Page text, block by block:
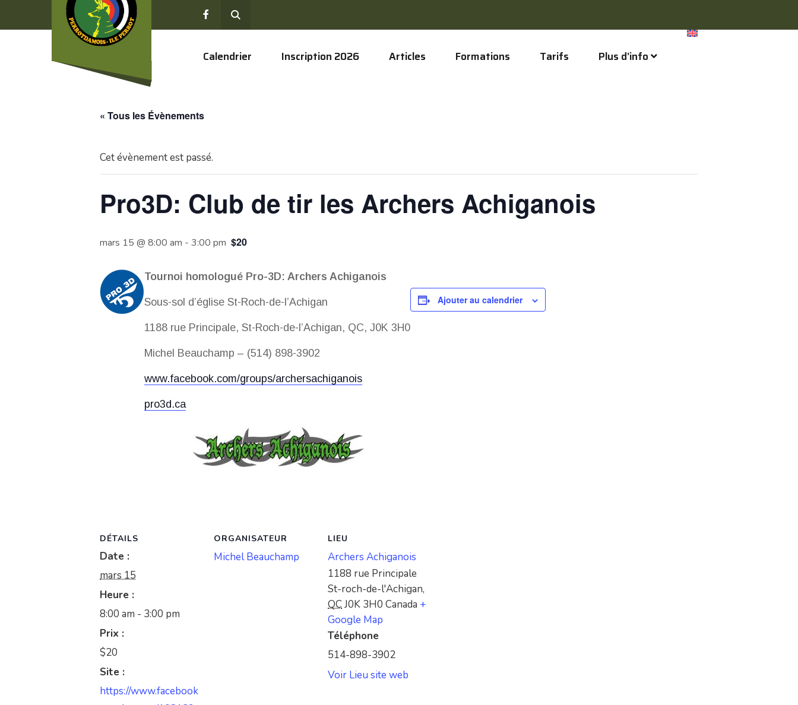
Calendrier Inscription 2026 Articles Formations Tarifs Plus d’info
« Tous les Évènements
Cet évènement est passé.
Pro3D: Club de tir les Archers Achiganois
mars 15 @ 8:00 am - 3:00 pm $20
Tournoi homologué Pro-3D: Archers Achiganois
Sous-sol d’église St-Roch-de-l’Achigan
1188 rue Principale, St-Roch-de-l’Achigan, QC, J0K 3H0
Michel Beauchamp – (514) 898-3902
www.facebook.com/groups/archersachiganois
pro3d.ca
Ajouter au calendrier
DÉTAILS
Date :
mars 15
Heure :
8:00 am - 3:00 pm
Prix :
$20
Site :
https://www.facebook
ORGANISATEUR
Michel Beauchamp
LIEU
Archers Achiganois
1188 rue Principale
St-roch-de-l'Achigan,
QCJ0K 3H0 Canada +
Google Map
Téléphone
514-898-3902
Voir Lieu site web